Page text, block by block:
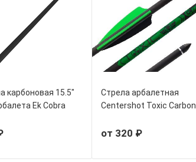
карбоновая 15.5"
Ek Cobra
Стрела арбалетная
Centershot Toxic Carbon
от 320 ₽